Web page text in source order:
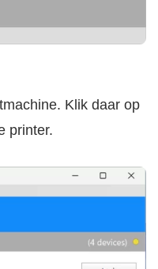
Klik daar op
printer.